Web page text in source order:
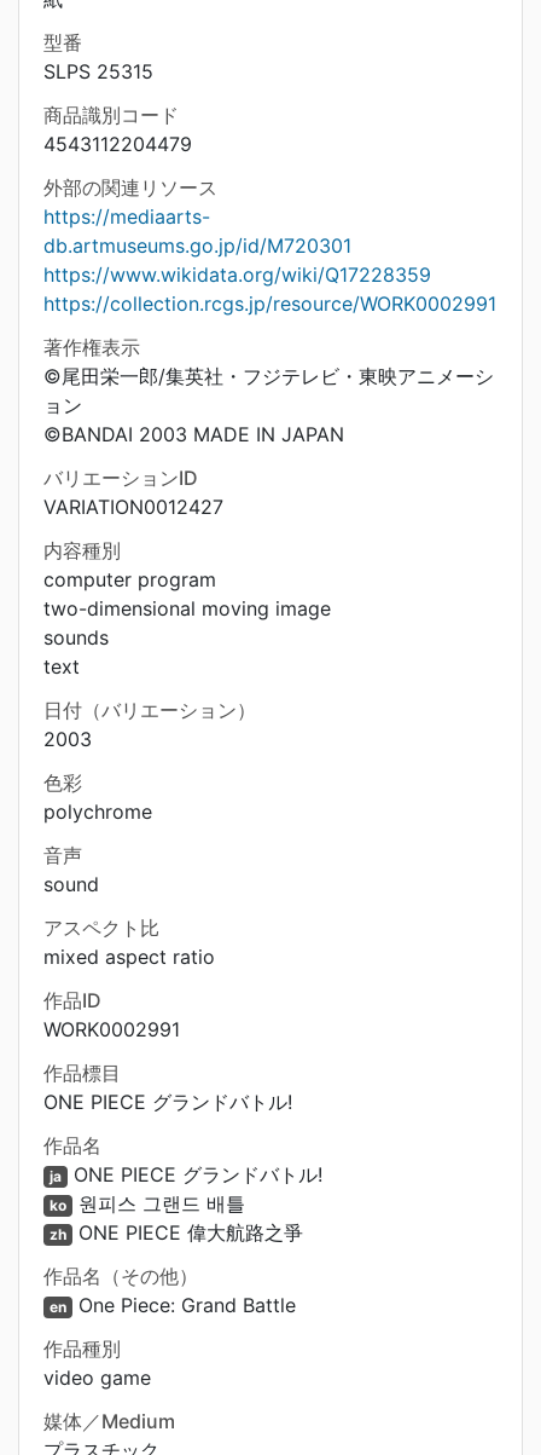
型番
SLPS 25315
商品識別コード
4543112204479
外部の関連リソース
https://mediaarts-
db.artmuseums.go.jp/id/M720301
https://www.wikidata.org/wiki/Q17228359
https://collection.rcgs.jp/resource/WORK0002991
著作権表示
©尾田栄一郎/集英社・フジテレビ・東映アニメーシ
ョン
©BANDAI 2003 MADE IN JAPAN
バリエーションID
VARIATION0012427
内容種別
computer program
two-dimensional moving image
sounds
text
日付（バリエーション）
2003
色彩
polychrome
音声
sound
アスペクト比
mixed aspect ratio
作品ID
WORK0002991
作品標目
ONE PIECE グランドバトル!
作品名
ja ONE PIECE グランドバトル!
ko 원피스 그랜드 배틀
zh ONE PIECE 偉大航路之爭
作品名（その他）
en One Piece: Grand Battle
作品種別
video game
媒体／Medium
プラスチック